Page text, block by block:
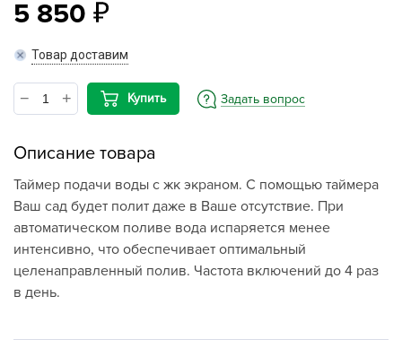
5 850
Товар доставим
Купить Задать вопрос
Описание товара
Таймер подачи воды с жк экраном. С помощью таймера
Ваш сад будет полит даже в Ваше отсутствие. При
автоматическом поливе вода испаряется менее
интенсивно, что обеспечивает оптимальный
целенаправленный полив. Частота включений до 4 раз
в день.